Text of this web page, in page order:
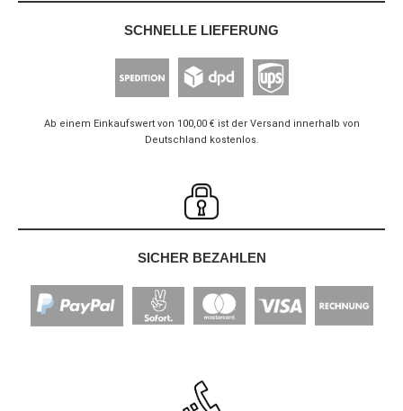
SCHNELLE LIEFERUNG
Ab einem Einkaufswert von 100,00 € ist der Versand innerhalb von
Deutschland kostenlos.
SICHER BEZAHLEN